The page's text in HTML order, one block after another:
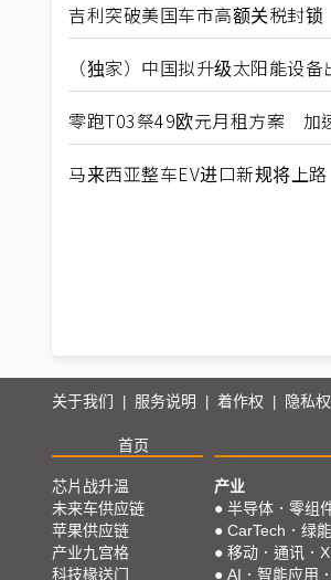
吉利突破美国车市高额关税封
（独家）中国拟升级太阳能设
零跑T03祭49欧元月租方案 加
马来西亚整车EV进口新规将上
关于我们 服务说明 着作权 隐私权
首页
芯片战升温
未来车供应链
苹果供应链
产业九宫格
科技椽送门
产业
● 半导体．零组
● CarTech．绿能
● 移动．通讯．
● AI．智能应用